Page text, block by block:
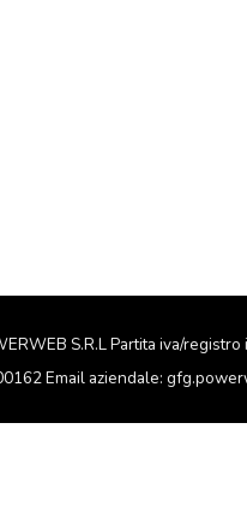
S.R.L Partita iva/
Email aziendale: